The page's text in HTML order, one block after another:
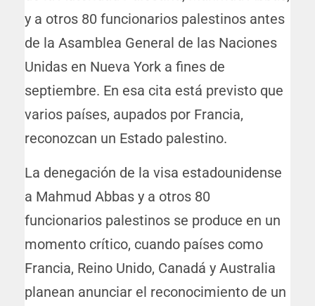
y a otros 80 funcionarios palestinos antes
de la Asamblea General de las Naciones
Unidas en Nueva York a fines de
septiembre. En esa cita está previsto que
varios países, aupados por Francia,
reconozcan un Estado palestino.
La denegación de la visa estadounidense
a Mahmud Abbas y a otros 80
funcionarios palestinos se produce en un
momento crítico, cuando países como
Francia, Reino Unido, Canadá y Australia
planean anunciar el reconocimiento de un